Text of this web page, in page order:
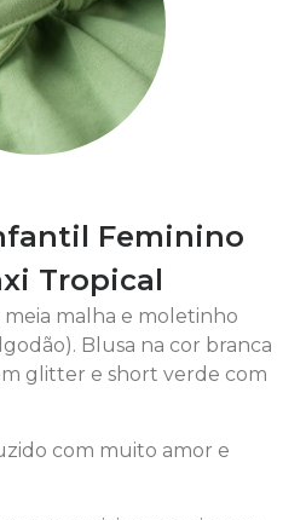
Feminino
Tropical
malha e moletinho
Blusa na cor branca
glitter e short verde com
com muito amor e